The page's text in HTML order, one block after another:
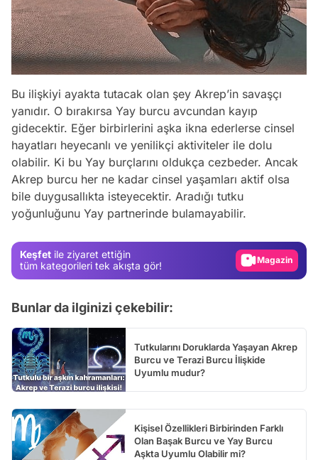
Bu ilişkiyi ayakta tutacak olan şey Akrep’in savaşçı
yanıdır. O bırakırsa Yay burcu avcundan kayıp
gidecektir. Eğer birbirlerini aşka ikna ederlerse cinsel
hayatları heyecanlı ve yenilikçi aktiviteler ile dolu
olabilir. Ki bu Yay burçlarını oldukça cezbeder. Ancak
Akrep burcu her ne kadar cinsel yaşamları aktif olsa
bile duygusallıkta isteyecektir. Aradığı tutku
yoğunluğunu Yay partnerinde bulamayabilir.
Keşfet ile ziyaret ettiğin
tüm kategorileri tek akışta gör!
Video
Video
Bunlar da ilginizi çekebilir:
Tutkularını Doruklarda Yaşayan Akrep
Burcu ve Terazi Burcu İlişkide
Uyumlu mudur?
Kişisel Özellikleri Birbirinden Farklı
Olan Başak Burcu ve Yay Burcu
Aşkta Uyumlu Olabilir mi?